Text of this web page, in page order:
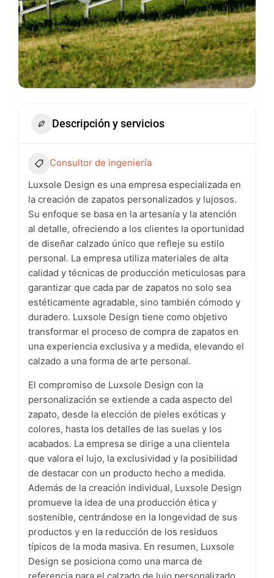
Descripción y servicios
Consultor de ingeniería
Luxsole Design es una empresa especializada en
la creación de zapatos personalizados y lujosos.
Su enfoque se basa en la artesanía y la atención
al detalle, ofreciendo a los clientes la oportunidad
de diseñar calzado único que refleje su estilo
personal. La empresa utiliza materiales de alta
calidad y técnicas de producción meticulosas para
garantizar que cada par de zapatos no solo sea
estéticamente agradable, sino también cómodo y
duradero. Luxsole Design tiene como objetivo
transformar el proceso de compra de zapatos en
una experiencia exclusiva y a medida, elevando el
calzado a una forma de arte personal.
El compromiso de Luxsole Design con la
personalización se extiende a cada aspecto del
zapato, desde la elección de pieles exóticas y
colores, hasta los detalles de las suelas y los
acabados. La empresa se dirige a una clientela
que valora el lujo, la exclusividad y la posibilidad
de destacar con un producto hecho a medida.
Además de la creación individual, Luxsole Design
promueve la idea de una producción ética y
sostenible, centrándose en la longevidad de sus
productos y en la reducción de los residuos
típicos de la moda masiva. En resumen, Luxsole
Design se posiciona como una marca de
referencia para el calzado de lujo personalizado,